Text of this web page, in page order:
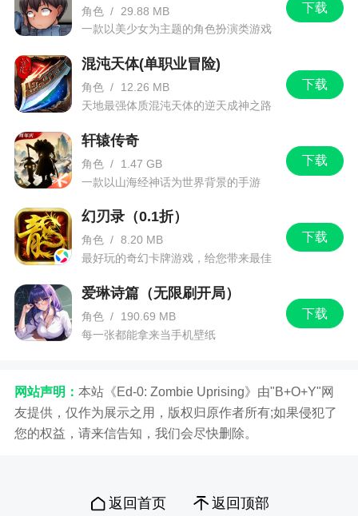
问：这游戏有联机吗？
答：暂时没有。
问：为什么这一做就是两年？
个人，而且经验不足，基本上是在牺牲部分美术品
质以及全年无休的情况下，花了很长时间才定下来
目前这一套相对完整的体系。
问：怪不得感觉画面有点丑。
答：？？？？？
问：感觉大家都很拼命，你一定对团队很满意
吧！
答：其实我最满意的是大家都能接受环保。
了，那么在环保这块儿，你们有什么经验可以分享
一下吗？
答：没什么经验不经验的，从小事做起，比如
下载
角色 /
29.88 MB
一款以美少女为主题的角色扮演类游戏
下载
混沌天体(单职业冒险)
角色 /
12.26 MB
天地最强体质混沌天体的逆天成神之路
下载
轩辕传奇
角色 /
1.47 GB
一款以山海经神话为世界背景的手游
下载
幻刃录（0.1折）
角色 / 8.20 MB
最好玩的奇幻卡牌游戏，给您带来最佳
下载
爱琳诗篇（无限刷开局）
角色 /
190.69 MB
每一张都能拿来当手机壁纸
网站声明： 本站《Ed-0: Zombie Uprising》由"B+O+Y"网
友提供，仅作为展示之用，版权归原作者所有;如果侵犯了
您的权益，请来信告知，我们会尽快删除。
返回首页 返回顶部